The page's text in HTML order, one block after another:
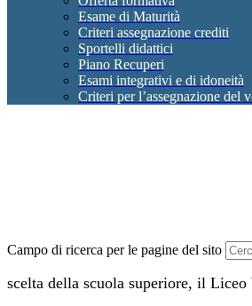
Esame di Maturità
Criteri assegnazione crediti
Sportelli didattici
Piano Recuperi
Esami integrativi e di idoneità
Criteri per l’assegnazione del
Campo di ricerca per le pagine del sito
scelta della scuola superiore, il